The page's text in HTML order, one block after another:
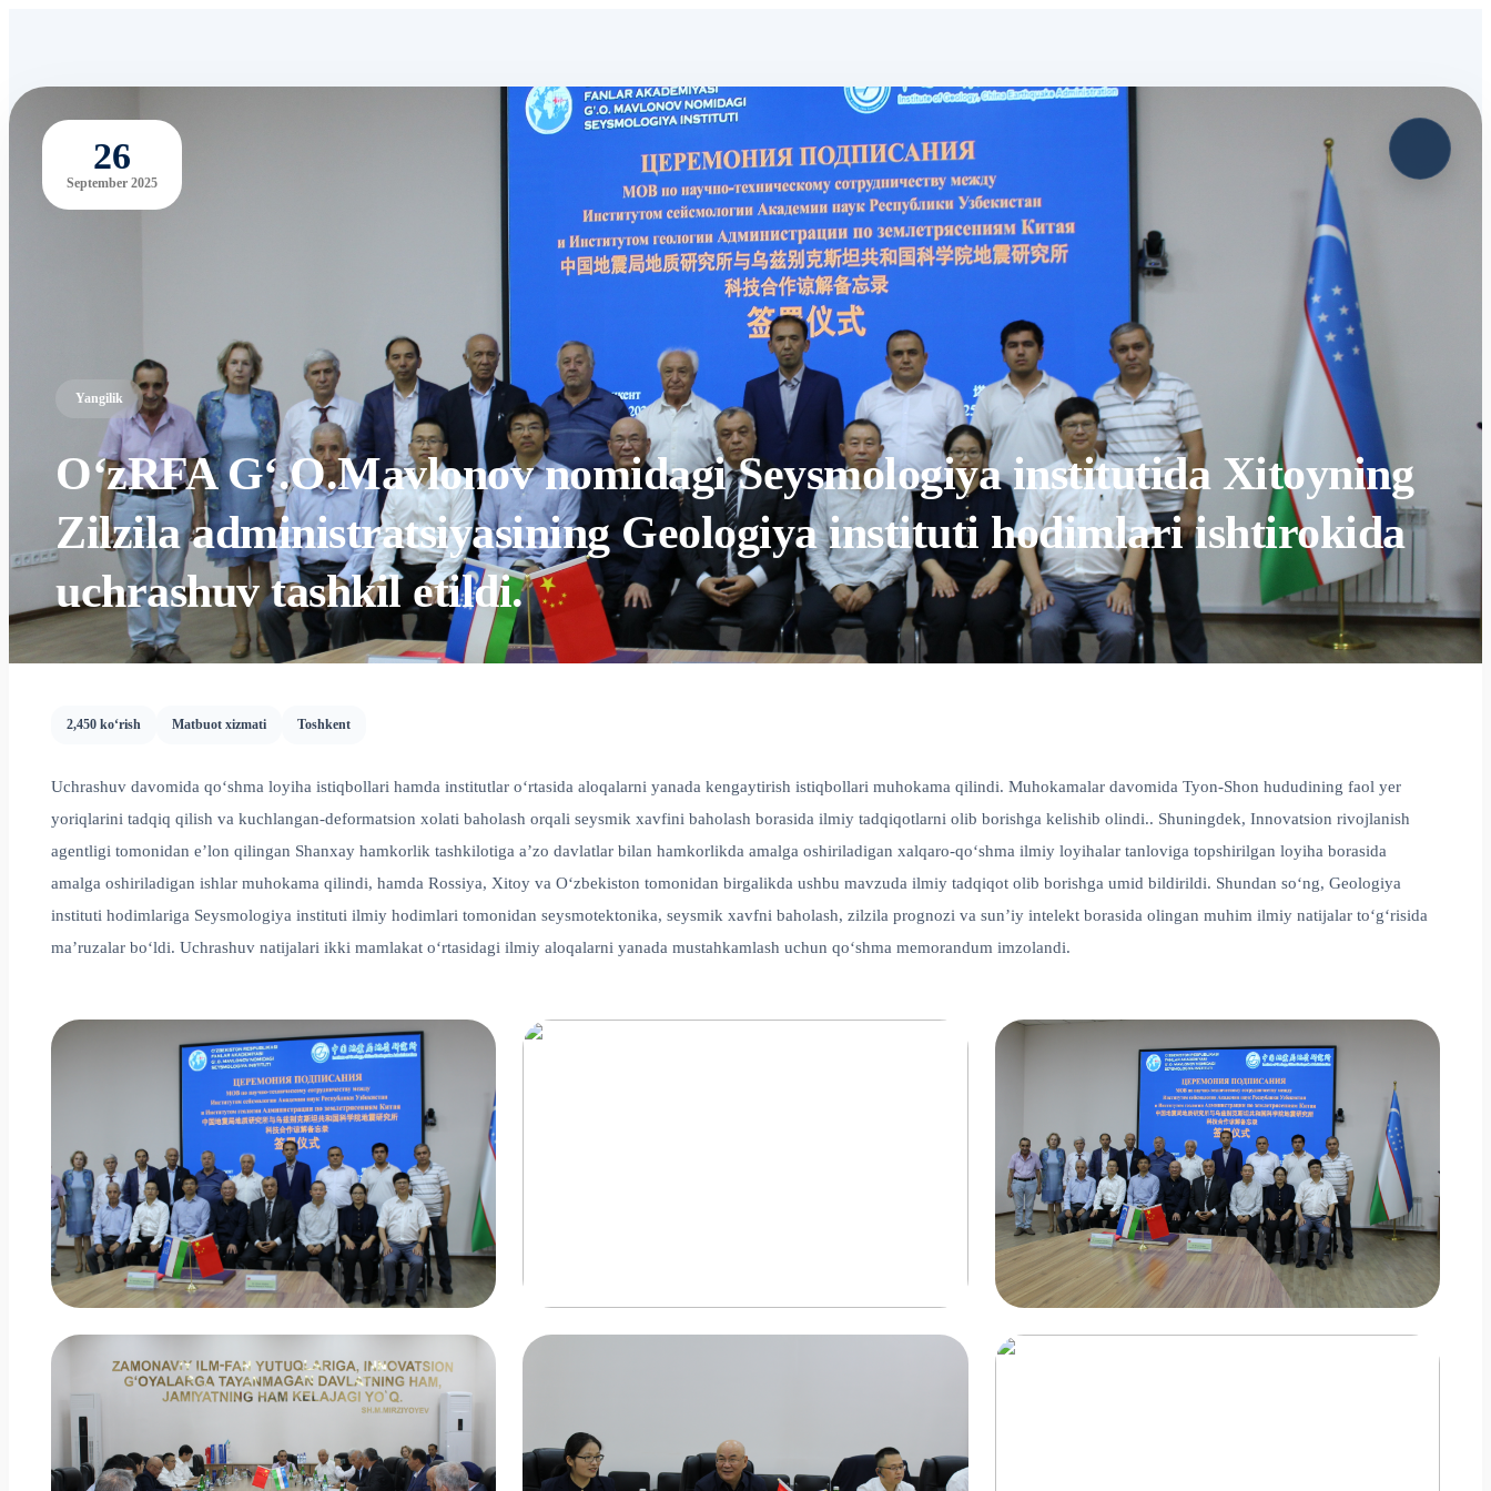
26
September 2025
Yangilik
O‘zRFA G‘.O.Mavlonov nomidagi Seysmologiya institutida Xitoyning
Zilzila administratsiyasining Geologiya instituti hodimlari ishtirokida
uchrashuv tashkil etildi.
2,450 ko‘rish Matbuot xizmati Toshkent
Uchrashuv davomida qo‘shma loyiha istiqbollari hamda institutlar o‘rtasida aloqalarni yanada kengaytirish istiqbollari muhokama qilindi. Muhokamalar davomida Tyon-Shon hududining faol yer
yoriqlarini tadqiq qilish va kuchlangan-deformatsion xolati baholash orqali seysmik xavfini baholash borasida ilmiy tadqiqotlarni olib borishga kelishib olindi.. Shuningdek, Innovatsion rivojlanish
agentligi tomonidan e’lon qilingan Shanxay hamkorlik tashkilotiga a’zo davlatlar bilan hamkorlikda amalga oshiriladigan xalqaro-qoʻshma ilmiy loyihalar tanloviga topshirilgan loyiha borasida
amalga oshiriladigan ishlar muhokama qilindi, hamda Rossiya, Xitoy va O‘zbekiston tomonidan birgalikda ushbu mavzuda ilmiy tadqiqot olib borishga umid bildirildi. Shundan so‘ng, Geologiya
instituti hodimlariga Seysmologiya instituti ilmiy hodimlari tomonidan seysmotektonika, seysmik xavfni baholash, zilzila prognozi va sun’iy intelekt borasida olingan muhim ilmiy natijalar to‘g‘risida
ma’ruzalar bo‘ldi. Uchrashuv natijalari ikki mamlakat o‘rtasidagi ilmiy aloqalarni yanada mustahkamlash uchun qo‘shma memorandum imzolandi.